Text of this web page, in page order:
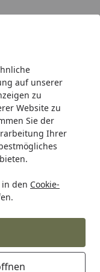
auf unserer
zu
Website zu
Sie der
Ihrer
den Cookie-
Hotline
& Pool-
468,99€)
47 Zähne